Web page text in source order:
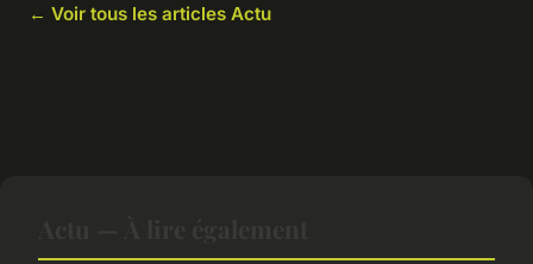
← Voir tous les articles Actu